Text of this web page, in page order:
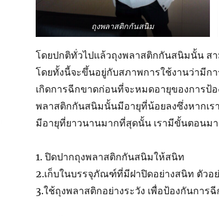
ถุงพลาสติกกันสนิม
โดยปกติทั่วไปแล้วถุงพลาสติกกันสนิมนั้น ส
โดยทั้งนี้จะขึ้นอยู่กับสภาพการใช้งานว่ามี
เกิดการฉีกขาดก่อนที่จะหมดอายุของการป้
พลาสติกกันสนิมนั้นมีอายุที่น้อยลงซึ่งหากเร
มีอายุที่ยาวนานมากที่สุดนั้น เรามีขั้นตอนม
1. ปิดปากถุงพลาสติกกันสนิมให้สนิท
2.เก็บในบรรจุภัณฑ์ที่มีฝาปิดอย่างสนิท ตัวอ
3.ใช้ถุงพลาสติกอย่างระวัง เพื่อป้องกันการ